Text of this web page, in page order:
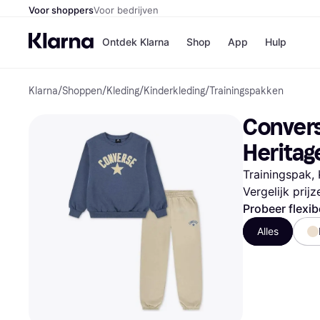
Voor shoppersVoor bedrijven
Ontdek Klarna Shop
Winkels
Bol
H&M
App Hulp
Klarna/Shoppen/Kleding/Kinderkleding/Trainingspakken
Trainingspak,
Vergelijk
Probeer
Alles